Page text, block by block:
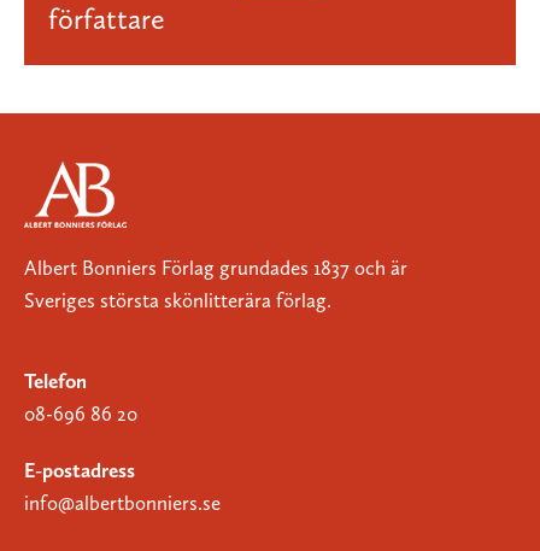
författare
Albert Bonniers Förlag grundades 1837 och är
Sveriges största skönlitterära förlag.
Telefon
08-696 86 20
E-postadress
info@albertbonniers.se